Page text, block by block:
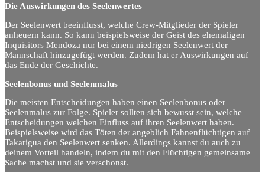
Die Auswirkungen des Seelenwertes
Der Seelenwert beeinflusst, welche Crew-Mitglieder der Spieler
anheuern kann. So kann beispielsweise der Geist des ehemaligen
Inquisitors Mendoza nur bei einem niedrigen Seelenwert der
Mannschaft hinzugefügt werden. Zudem hat er Auswirkungen auf
das Ende der Geschichte.
Seelenbonus und Seelenmalus
Die meisten Entscheidungen haben einen Seelenbonus oder
Seelenmalus zur Folge. Spieler sollten sich bewusst sein, welche
Entscheidungen welchen Einfluss auf ihren Seelenwert haben.
Beispielsweise wird das Töten der angeblich Fahnenflüchtigen auf
Takarigua den Seelenwert senken. Allerdings kannst du auch zu
deinem Vorteil handeln, indem du mit den Flüchtigen gemeinsame
Sache machst und sie verschonst.